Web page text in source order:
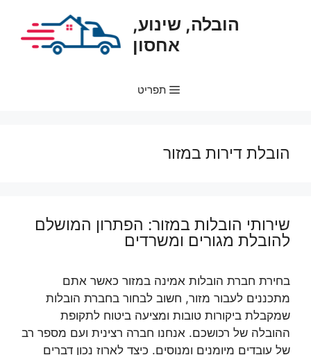
הובלה, שינוע,
אחסון
תפריט
הובלת דירות במזור
שירותי הובלות במזור: הפתרון המושלם
להובלת מגורים ומשרדים
בחירת חברת הובלות אמינה במזור כאשר אתם
מתכננים לעבור מזור, חשוב לבחור בחברת הובלות
שמקבלת ביקורות טובות ומציעה ביטוח לתקופת
ההובלה של רכושכם. אנחנו חברה רצינית ועם מספר רב
של עובדים מיומנים ומנוסים. כיצד לארוז נכון דברים